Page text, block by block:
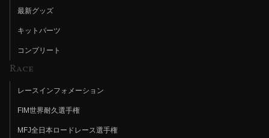
最新グッズ
キットパーツ
コンプリート
Race
レースインフォメーション
FIM世界耐久選手権
MFJ全日本ロードレース選手権